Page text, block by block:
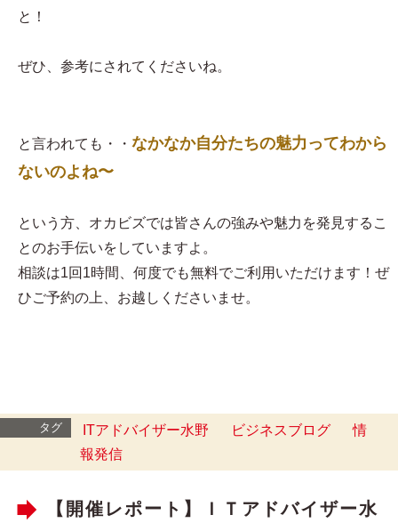
と！
ぜひ、参考にされてくださいね。
と言われても・・ なかなか自分たちの魅力ってわから
ないのよね〜
という方、オカビズでは皆さんの強みや魅力を発見するこ
とのお手伝いをしていますよ。
相談は1回1時間、何度でも無料でご利用いただけます！ぜ
ひご予約の上、お越しくださいませ。
タグ ITアドバイザー水野 ビジネスブログ
情
報発信
【開催レポート】ＩＴアドバイザー水